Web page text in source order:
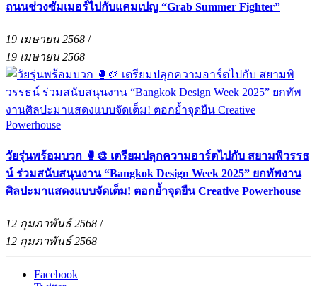
ถนนช่วงซัมเมอร์ไปกับแคมเปญ “Grab Summer Fighter”
19 เมษายน 2568 /
19 เมษายน 2568
วัยรุ่นพร้อมบวก 🥊🎨 เตรียมปลุกความอาร์ตไปกับ สยามพิวรรธ
น์ ร่วมสนับสนุนงาน “Bangkok Design Week 2025” ยกทัพงาน
ศิลปะมาแสดงแบบจัดเต็ม! ตอกย้ำจุดยืน Creative Powerhouse
12 กุมภาพันธ์ 2568 /
12 กุมภาพันธ์ 2568
Facebook